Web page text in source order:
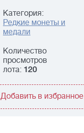
Категория:
Редкие монеты и
медали
Количество
просмотров
лота: 120
Добавить в избранное